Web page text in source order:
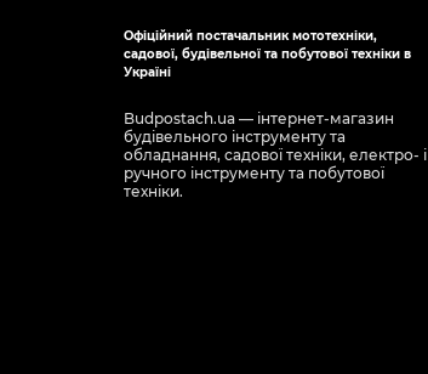
Офіційний постачальник мототехніки,
садової, будівельної та побутової техніки в
Україні
Budpostach.ua — інтернет-магазин
будівельного інструменту та
обладнання, садової техніки, електро- і
ручного інструменту та побутової
техніки.